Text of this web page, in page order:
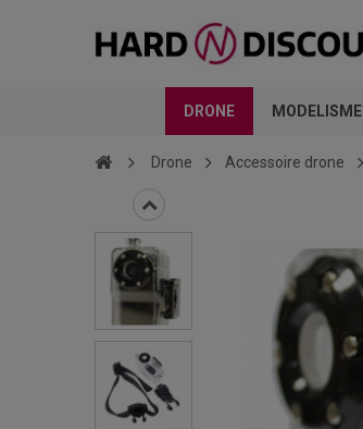
DRONE MODELISME
Drone Accessoire drone